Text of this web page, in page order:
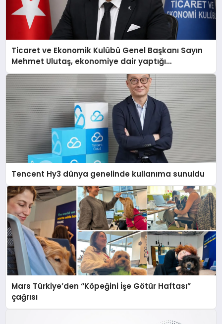
Ticaret ve Ekonomik Kulübü Genel Başkanı Sayın
Mehmet Ulutaş, ekonomiye dair yaptığı
açıklamada şunları kaydetti:
Tencent Hy3 dünya genelinde kullanıma sunuldu
Mars Türkiye’den “Köpeğini İşe Götür Haftası”
çağrısı